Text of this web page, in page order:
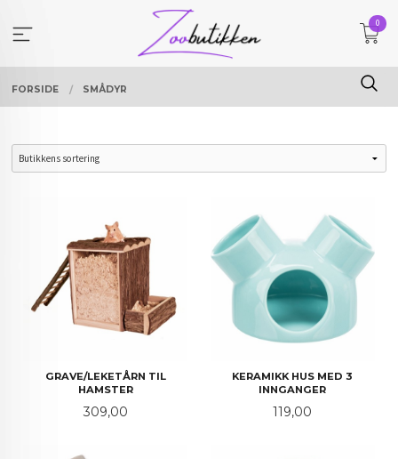
innholdet
0
FORSIDE SMÅDYR
GRAVE/LEKETÅRN TIL
HAMSTER
Pris
309,00
KERAMIKK HUS MED 3
INNGANGER
Pris
119,00